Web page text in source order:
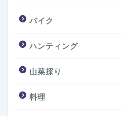
バイク
ハンティング
山菜採り
料理